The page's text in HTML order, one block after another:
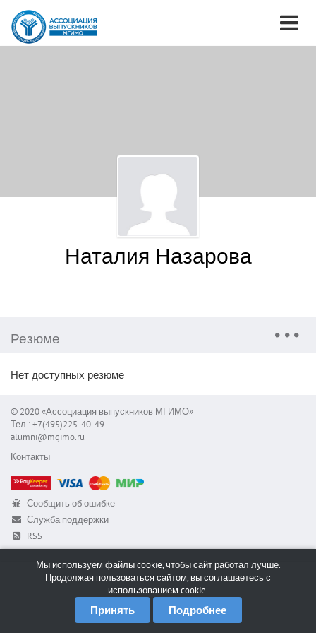
Наталия Назарова
Резюме
Нет доступных резюме
© 2020 «Ассоциация выпускников МГИМО»
Тел.: +7(495)225-40-49
alumni@mgimo.ru
Контакты
Сообщить об ошибке
Служба поддержки
RSS
Мы используем файлы cookie, чтобы сайт работал лучше.
Продолжая пользоваться сайтом, вы соглашаетесь с
использованием cookie.
Принять Подробнее